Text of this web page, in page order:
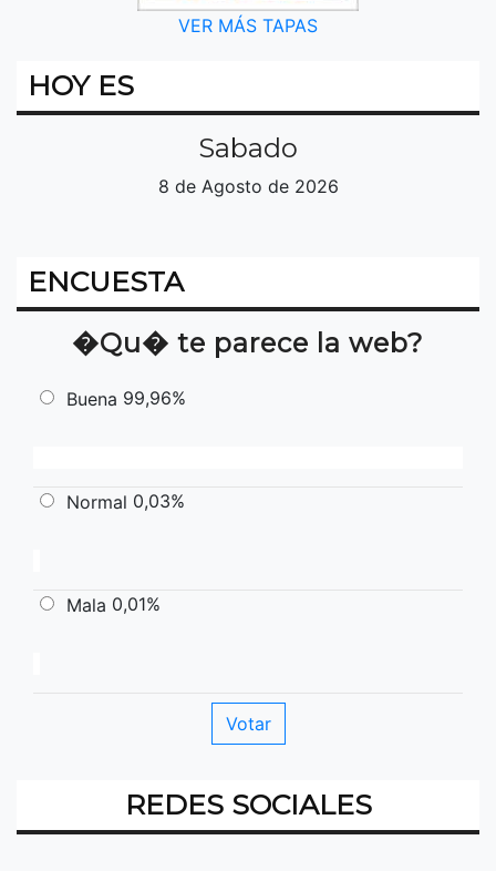
VER MÁS TAPAS
HOY ES
Sabado
8 de Agosto de 2026
ENCUESTA
�Qu� te parece la web?
Buena 99,96%
Normal 0,03%
Mala 0,01%
REDES SOCIALES